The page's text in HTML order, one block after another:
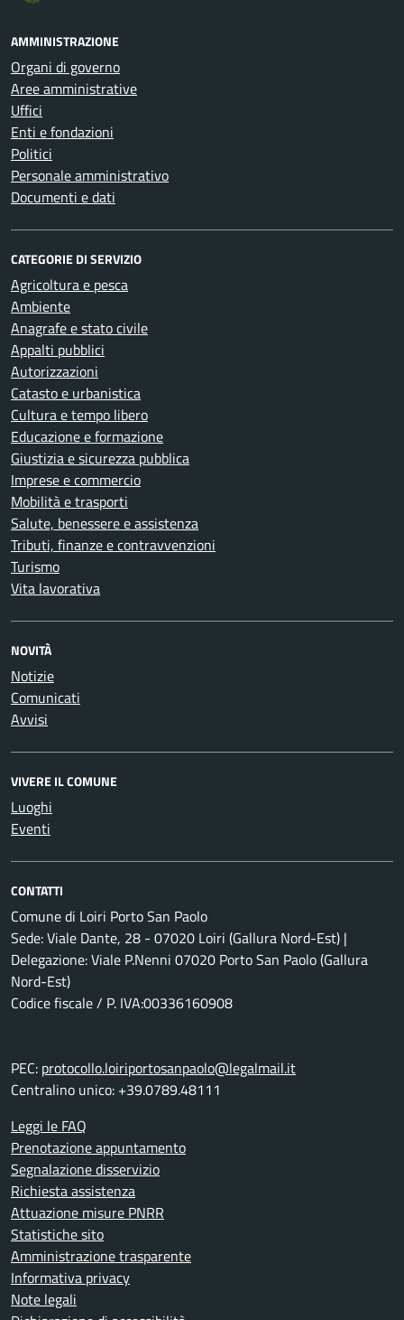
AMMINISTRAZIONE
Organi di governo
Aree amministrative
Uffici
Enti e fondazioni
Politici
Personale amministrativo
Documenti e dati
CATEGORIE DI SERVIZIO
Agricoltura e pesca
Ambiente
Anagrafe e stato civile
Appalti pubblici
Autorizzazioni
Catasto e urbanistica
Cultura e tempo libero
Educazione e formazione
Giustizia e sicurezza pubblica
Imprese e commercio
Mobilità e trasporti
Salute, benessere e assistenza
Tributi, finanze e contravvenzioni
Turismo
Vita lavorativa
NOVITÀ
Notizie
Comunicati
Avvisi
VIVERE IL COMUNE
Luoghi
Eventi
CONTATTI
Comune di Loiri Porto San Paolo
Sede: Viale Dante, 28 - 07020 Loiri (Gallura Nord-Est) |
Delegazione: Viale P.Nenni 07020 Porto San Paolo (Gallura
Nord-Est)
Codice fiscale / P. IVA:00336160908
PEC: protocollo.loiriportosanpaolo@legalmail.it
Centralino unico: +39.0789.48111
Leggi le FAQ
Prenotazione appuntamento
Segnalazione disservizio
Richiesta assistenza
Attuazione misure PNRR
Statistiche sito
Amministrazione trasparente
Informativa privacy
Note legali